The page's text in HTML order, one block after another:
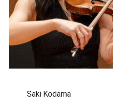
Saki Kodama